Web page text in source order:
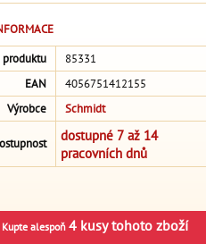
produktu
85331
EAN
4056751412155
Výrobce
Schmidt
dostupné 7 až 14
pracovních dnů
Kupte alespoň 4 kusy tohoto zboží